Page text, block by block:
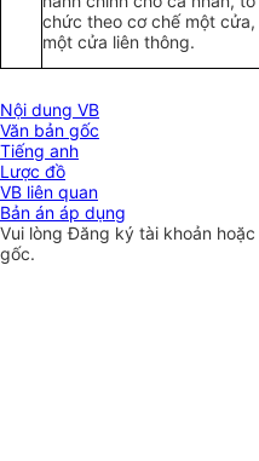
chức theo cơ chế một cửa,
một cửa liên thông.
Nội dung VB
Văn bản gốc
Tiếng anh
Lược đồ
VB liên quan
Bản án áp dụng
Vui lòngĐăng ký tài khoản hoặc
gốc.